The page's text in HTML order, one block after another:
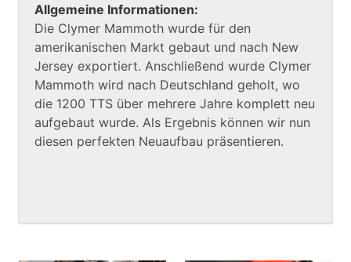
Allgemeine Informationen:
Die Clymer Mammoth wurde für den
amerikanischen Markt gebaut und nach New
Jersey exportiert. Anschließend wurde Clymer
Mammoth wird nach Deutschland geholt, wo
die 1200 TTS über mehrere Jahre komplett neu
aufgebaut wurde. Als Ergebnis können wir nun
diesen perfekten Neuaufbau präsentieren.